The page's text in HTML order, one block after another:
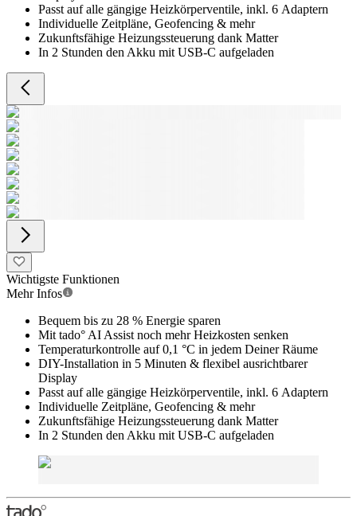
Passt auf alle gängige Heizkörperventile, inkl. 6 Adaptern
Individuelle Zeitpläne, Geofencing & mehr
Zukunftsfähige Heizungssteuerung dank Matter
In 2 Stunden den Akku mit USB-C aufgeladen
Wichtigste Funktionen
Mehr Infos
Bequem bis zu 28 % Energie sparen
Mit tado° AI Assist noch mehr Heizkosten senken
Temperaturkontrolle auf 0,1 °C in jedem Deiner Räume
DIY-Installation in 5 Minuten & flexibel ausrichtbarer
Display
Passt auf alle gängige Heizkörperventile, inkl. 6 Adaptern
Individuelle Zeitpläne, Geofencing & mehr
Zukunftsfähige Heizungssteuerung dank Matter
In 2 Stunden den Akku mit USB-C aufgeladen